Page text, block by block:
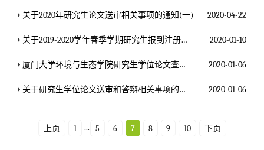
关于2020年研究生论文送审相关事项的通知(一) 2020-04-22
关于2019-2020学年春季学期研究生报到注册的通知 2020-01-10
厦门大学环境与生态学院研究生学位论文查重管理规定（2020年版） 2020-01-06
关于研究生学位论文送审和答辩相关事项的通知 （2020年） 2020-01-06
上页 1 ... 5 6 7 8 9 10 下页